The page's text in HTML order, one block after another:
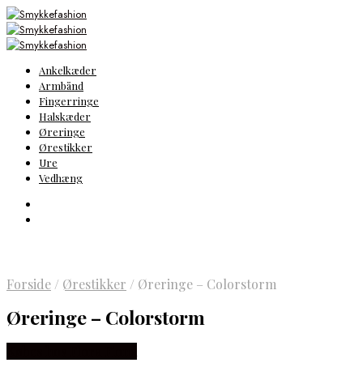
Ankelkæder
Armbånd
Fingerringe
Halskæder
Øreringe
Ørestikker
Ure
Vedhæng
Forside / Ørestikker / Øreringe – Colorstorm
Øreringe – Colorstorm